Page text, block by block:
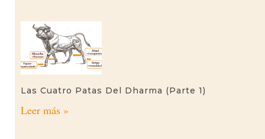
Las Cuatro Patas Del Dharma (parte 1)
Leer más »